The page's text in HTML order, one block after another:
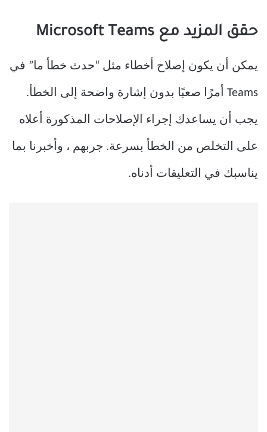
حقق المزيد مع Microsoft Teams
يمكن أن يكون إصلاح أخطاء مثل “حدث خطأ ما” في
Teams أمرًا صعبًا بدون إشارة واضحة إلى الخطأ.
يجب أن يساعدك إجراء الإصلاحات المذكورة أعلاه
على التخلص من الخطأ بسرعة. جربهم ، وأخبرنا بما
يناسبك في التعليقات أدناه.